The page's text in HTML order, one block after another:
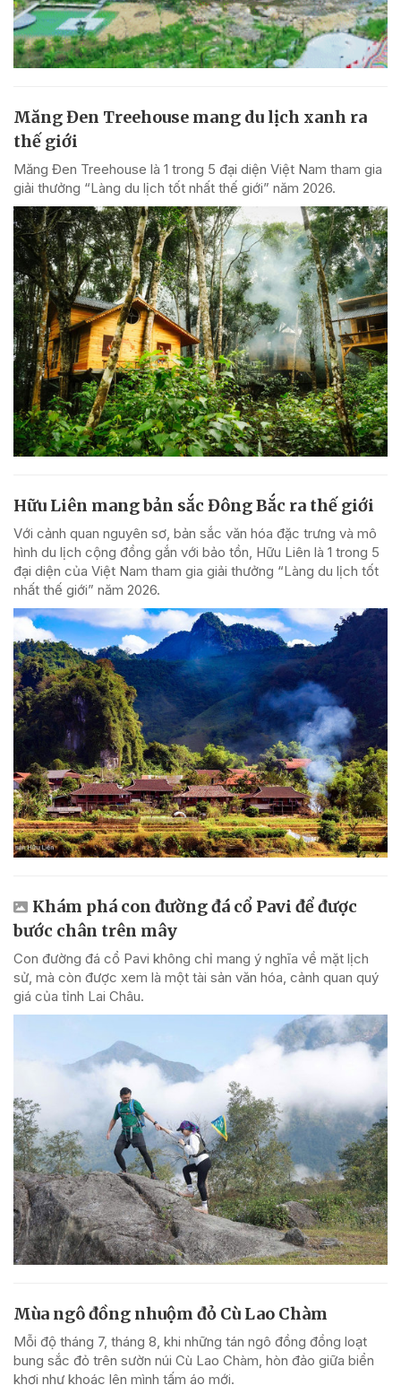
Măng Đen Treehouse mang du lịch xanh ra
thế giới
Măng Đen Treehouse là 1 trong 5 đại diện Việt Nam tham gia
giải thưởng “Làng du lịch tốt nhất thế giới” năm 2026.
Hữu Liên mang bản sắc Đông Bắc ra thế giới
Với cảnh quan nguyên sơ, bản sắc văn hóa đặc trưng và mô
hình du lịch cộng đồng gắn với bảo tồn, Hữu Liên là 1 trong 5
đại diện của Việt Nam tham gia giải thưởng “Làng du lịch tốt
nhất thế giới” năm 2026.
Khám phá con đường đá cổ Pavi để được
bước chân trên mây
Con đường đá cổ Pavi không chỉ mang ý nghĩa về mặt lịch
sử, mà còn được xem là một tài sản văn hóa, cảnh quan quý
giá của tỉnh Lai Châu.
Mùa ngô đồng nhuộm đỏ Cù Lao Chàm
Mỗi độ tháng 7, tháng 8, khi những tán ngô đồng đồng loạt
bung sắc đỏ trên sườn núi Cù Lao Chàm, hòn đảo giữa biển
khơi như khoác lên mình tấm áo mới.